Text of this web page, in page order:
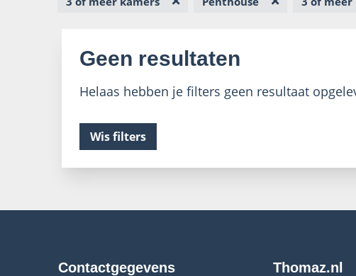
Geen resultaten
Helaas hebben je filters geen resultaat
Wis filters
Contactgegevens Thomaz.nl